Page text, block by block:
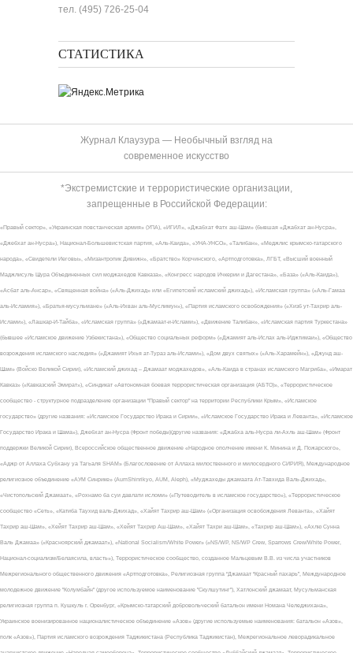
тел. (495) 726-25-04
СТАТИСТИКА
Журнал Клаузура — Необычный взгляд на
современное искусство
*Экстремистские и террористические организации,
запрещенные в Российской Федерации:
«Правый сектор», «Украинская повстанческая армия» (УПА), «ИГИЛ», «Джабхат Фатх аш-Шам» (бывшая «Джабхат ан-Нусра»,
«Джебхат ан-Нусра»), Национал-Большевистская партия, «Аль-Каида», «УНА-УНСО», «Талибан», «Меджлис крымско-татарского
народа», «Свидетели Иеговы», «Мизантропик Дивижн», «Братство» Корчинского, «Артподготовка», ЛГБТ, «Высший военный
Маджлисуль Шура Объединенных сил моджахедов Кавказа», «Конгресс народов Ичкерии и Дагестана», «База» («Аль-Каида»),
«Асбат аль-Ансар», «Священная война» («Аль-Джихад» или «Египетский исламский джихад»), «Исламская группа» («Аль-Гамаа
аль-Исламия»), «Братья-мусульмане» («Аль-Ихван аль-Муслимун»), «Партия исламского освобождения» («Хизб ут-Тахрир аль-
Ислами»), «Лашкар-И-Тайба», «Исламская группа» («Джамаат-и-Ислами»), «Движение Талибан», «Исламская партия Туркестана»
(бывшее «Исламское движение Узбекистана»), «Общество социальных реформ» («Джамият аль-Ислах аль-Иджтимаи»), «Общество
возрождения исламского наследия» («Джамият Ихья ат-Тураз аль-Ислами»), «Дом двух святых» («Аль-Харамейн»), «Джунд аш-
Шам» (Войско Великой Сирии), «Исламский джихад – Джамаат моджахедов», «Аль-Каида в странах исламского Магриба», «Имарат
Кавказ» («Кавказский Эмират»), «Синдикат «Автономная боевая террористическая организация (АБТО)», «Террористическое
сообщество - структурное подразделение организации "Правый сектор" на территории Республики Крым», «Исламское
государство» (другие названия: «Исламское Государство Ирака и Сирии», «Исламское Государство Ирака и Леванта», «Исламское
Государство Ирака и Шама»), Джебхат ан-Нусра (Фронт победы)(другие названия: «Джабха аль-Нусра ли-Ахль аш-Шам» (Фронт
поддержки Великой Сирии), Всероссийское общественное движение «Народное ополчение имени К. Минина и Д. Пожарского»,
«Аджр от Аллаха Субхану уа Тагьаля SHAM» (Благословение от Аллаха милоственного и милосердного СИРИЯ), Международное
религиозное объединение «АУМ Синрике» (AumShinrikyo, AUM, Aleph), «Муджахеды джамаата Ат-Тавхида Валь-Джихад»,
«Чистопольский Джамаат», «Рохнамо ба суи давлати исломи» («Путеводитель в исламское государство»), «Террористическое
сообщество «Сеть», «Катиба Таухид валь-Джихад», «Хайят Тахрир аш-Шам» («Организация освобождения Леванта», «Хайят
Тахрир аш-Шам», «Хейят Тахрир аш-Шам», «Хейят Тахрир Аш-Шам», «Хайят Тахри аш-Шам», «Тахрир аш-Шам»), «Ахлю Сунна
Валь Джамаа» («Красноярский джамаат»), «National Socialism/White Power» («NS/WP, NS/WP Crew, Sparrows Crew/White Power,
Национал-социализм/Белаясила, власть»), Террористическое сообщество, созданное Мальцевым В.В. из числа участников
Межрегионального общественного движения «Артподготовка», Религиозная группа “Джамаат “Красный пахарь”, Международное
молодежное движение "Колумбайн" (другое используемое наименование "Скулшутинг"), Хатлонский джамаат, Мусульманская
религиозная группа п. Кушкуль г. Оренбург, «Крымско-татарский добровольческий батальон имени Номана Челеджихана»,
Украинское военизированное националистическое объединение «Азов» (другие используемые наименования: батальон «Азов»,
полк «Азов»), Партия исламского возрождения Таджикистана (Республика Таджикистан), Межрегиональное леворадикальное